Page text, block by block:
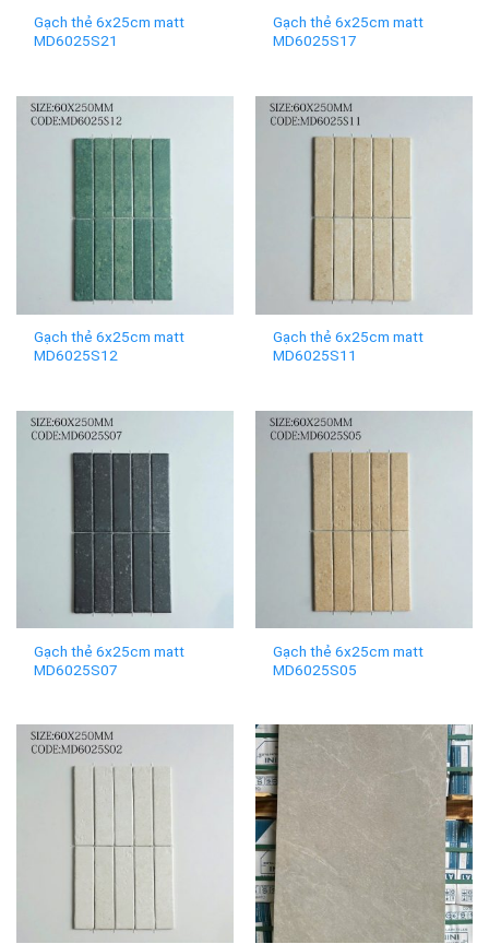
Gạch thẻ 6x25cm matt
MD6025S21
Gạch thẻ 6x25cm matt
MD6025S17
Gạch thẻ 6x25cm matt
MD6025S12
Gạch thẻ 6x25cm matt
MD6025S11
Gạch thẻ 6x25cm matt
MD6025S07
Gạch thẻ 6x25cm matt
MD6025S05